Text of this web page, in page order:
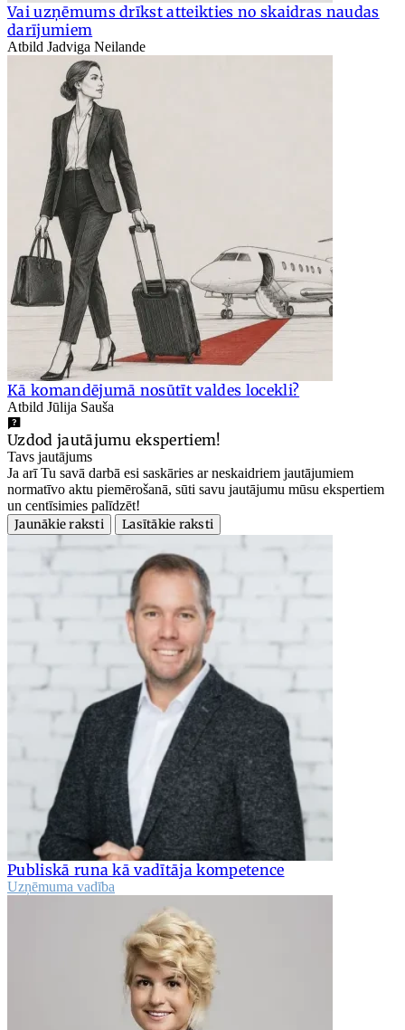
Vai uzņēmums drīkst atteikties no skaidras naudas
darījumiem
Atbild Jadviga Neilande
Kā komandējumā nosūtīt valdes locekli?
Atbild Jūlija Sauša
Uzdod jautājumu ekspertiem!
Tavs jautājums
Ja arī Tu savā darbā esi saskāries ar neskaidriem jautājumiem
normatīvo aktu piemērošanā, sūti savu jautājumu mūsu ekspertiem
un centīsimies palīdzēt!
Jaunākie raksti
Lasītākie raksti
Publiskā runa kā vadītāja kompetence
Uzņēmuma vadība